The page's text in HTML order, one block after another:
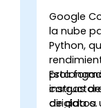
Google
la nube
Python,
cargas
de datos.
Esta
dirigida a